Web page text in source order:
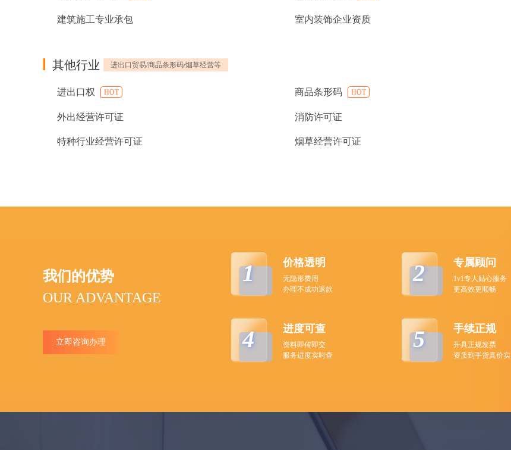
建筑施工专业承包 室内装饰企业资质
其他行业 进出口贸易/商品条形码/烟草经营等
进出口权 HOT 商品条形码 HOT
外出经营许可证 消防许可证
特种行业经营许可证 烟草经营许可证
我们的优势
OUR ADVANTAGE
立即咨询办理
1 价格透明
无隐形费用
办理不成功退款
2 专属顾问
1v1专人贴心服务
更高效更顺畅
4 进度可查
资料即传即交
服务进度实时查
5 手续正规
开具正规发票
资质到手货真价实